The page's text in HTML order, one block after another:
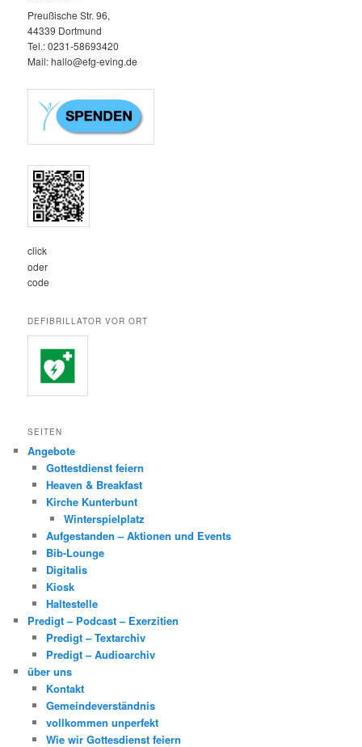
Preußische Str. 96,
44339 Dortmund
Tel.: 0231-58693420‬
Mail: hallo@efg-eving.de
click
oder
code
DEFIBRILLATOR VOR ORT
SEITEN
Angebote
Gottestdienst feiern
Heaven & Breakfast
Kirche Kunterbunt
Winterspielplatz
Aufgestanden – Aktionen und Events
Bib-Lounge
Digitalis
Kiosk
Haltestelle
Predigt – Podcast – Exerzitien
Predigt – Textarchiv
Predigt – Audioarchiv
über uns
Kontakt
Gemeindeverständnis
vollkommen unperfekt
Wie wir Gottesdienst feiern